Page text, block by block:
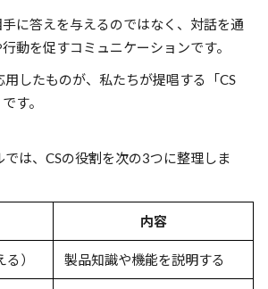
に答えを与えるのではなく、対話を通
動を促すコミュニケーションです。
用したものが、私たちが提唱する「CS
す。
では、CSの役割を次の3つに整理しま
内容
） 製品知識や機能を説明する